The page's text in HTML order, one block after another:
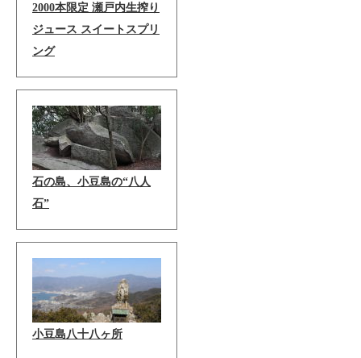
2000本限定 瀬戸内生搾り
ジュース スイートスプリ
ング
石の島、小豆島の“八人
石”
小豆島八十八ヶ所